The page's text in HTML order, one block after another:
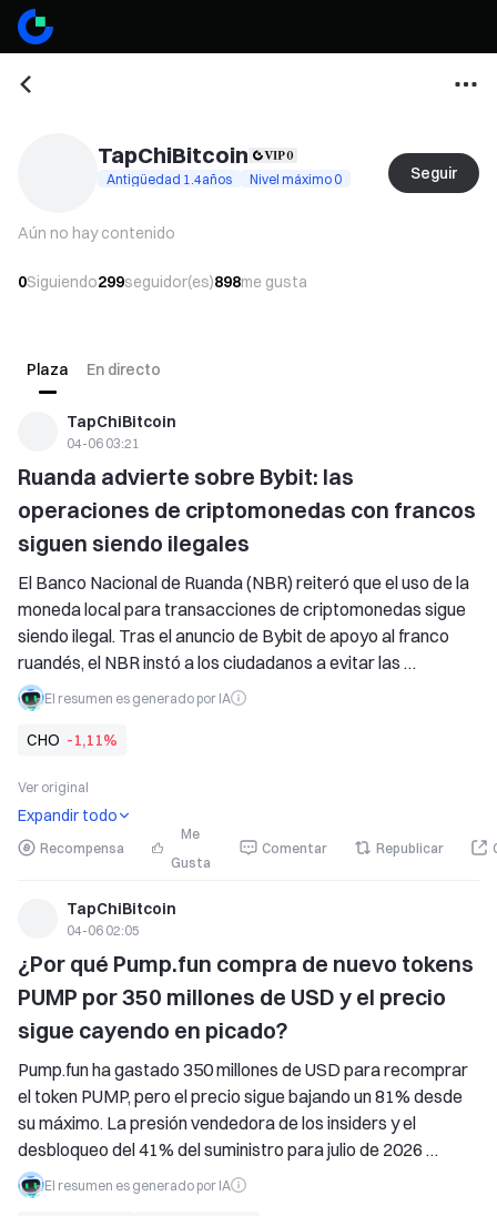
TapChiBitcoin
Antigüedad 1.4años Nivel máximo 0 Seguir
Aún no hay contenido
0Siguiendo299seguidor(es)898me gusta
Plaza En directo
TapChiBitcoin
04-06 03:21
Ruanda advierte sobre Bybit: las
operaciones de criptomonedas con francos
siguen siendo ilegales
El Banco Nacional de Ruanda (NBR) reiteró que el uso de la
moneda local para transacciones de criptomonedas sigue
siendo ilegal. Tras el anuncio de Bybit de apoyo al franco
ruandés, el NBR instó a los ciudadanos a evitar las
criptomonedas debido a riesgos significativos y a la falta de
vías legales, destacando que el FRW es el único medio de
pago de curso legal. Ruanda busca fortalecer su moneda
endurece la regulación de los servicios de criptoactivos
para garantizar una innovación responsable y proteger la
soberanía monetaria.
El resumen es generado por IA
CHO -1,11%
Ver original
Expandir todo
Recompensa
Me
Gusta
Comentar Republicar
TapChiBitcoin
04-06 02:05
¿Por qué Pump.fun compra de nuevo tokens
PUMP por 350 millones de USD y el precio
sigue cayendo en picado?
Pump.fun ha gastado 350 millones de USD para recomprar
el token PUMP, pero el precio sigue bajando un 81% desde
su máximo. La presión vendedora de los insiders y el
desbloqueo del 41% del suministro para julio de 2026
podrían causar una gran volatilidad, poniendo en duda el
plan de recompra.
El resumen es generado por IA